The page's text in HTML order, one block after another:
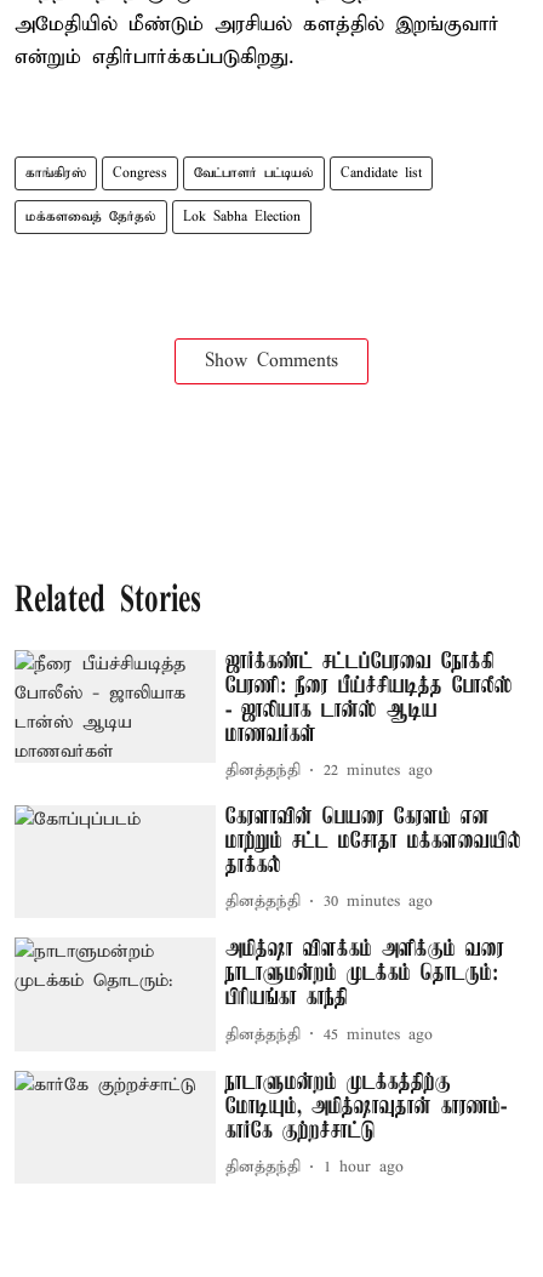
அமேதியில் மீண்டும் அரசியல் களத்தில் இறங்குவார்
என்றும் எதிர்பார்க்கப்படுகிறது.
காங்கிரஸ் Congress வேட்பாளர் பட்டியல் Candidate list
மக்களவைத் தேர்தல் Lok Sabha Election
Show Comments
Related Stories
ஜார்க்கண்ட் சட்டப்பேரவை நோக்கி
பேரணி: நீரை பீய்ச்சியடித்த போலீஸ்
- ஜாலியாக டான்ஸ் ஆடிய
மாணவர்கள்
தினத்தந்தி 22 minutes ago
கேரளாவின் பெயரை கேரளம் என
மாற்றும் சட்ட மசோதா மக்களவையில்
தாக்கல்
தினத்தந்தி 30 minutes ago
அமித்ஷா விளக்கம் அளிக்கும் வரை
நாடாளுமன்றம் முடக்கம் தொடரும்:
பிரியங்கா காந்தி
தினத்தந்தி 45 minutes ago
நாடாளுமன்றம் முடக்கத்திற்கு
மோடியும், அமித்ஷாவுதான் காரணம்-
கார்கே குற்றச்சாட்டு
தினத்தந்தி 1 hour ago